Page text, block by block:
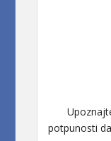
potpunosti